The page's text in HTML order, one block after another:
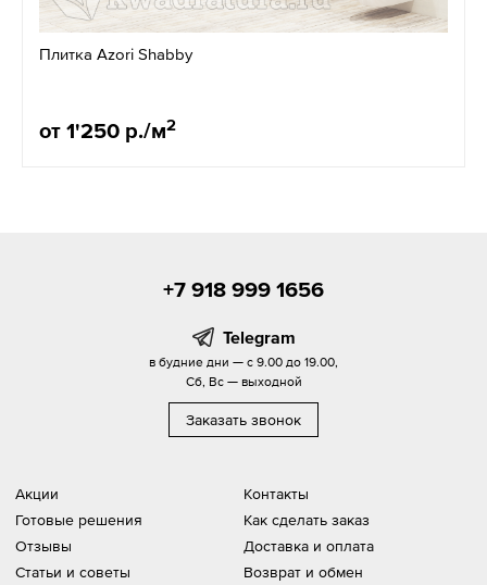
Плитка Azori Shabby
от 1'250 р./м2
Акции
Готовые решения
Отзывы
Статьи и советы
Контакты
Как сделать заказ
Доставка и оплата
Возврат и обмен
+7 918 999 1656
Telegram
в будние дни — с 9.00 до 19.00,
Сб, Вс — выходной
Заказать звонок